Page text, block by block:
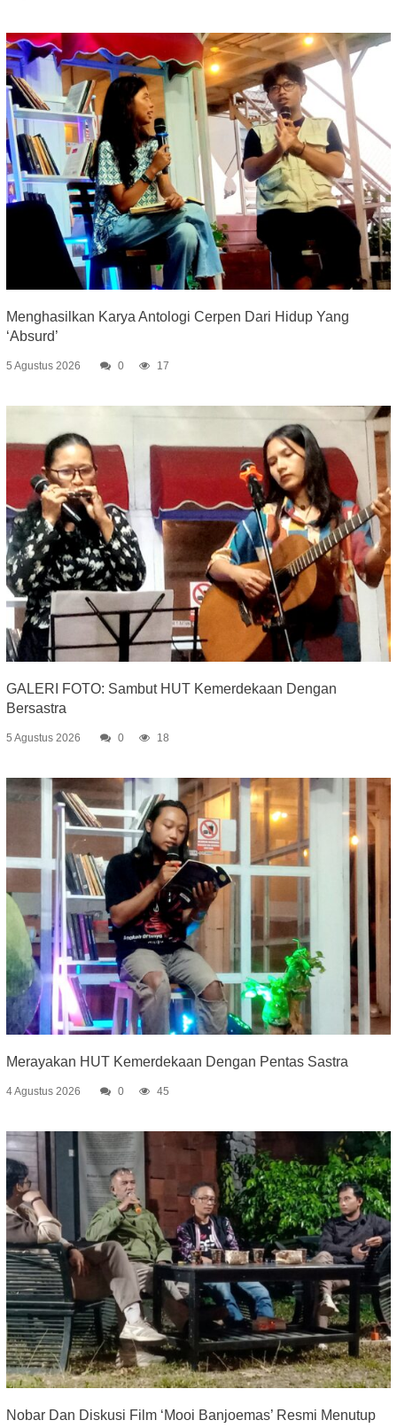
Menghasilkan Karya Antologi Cerpen Dari Hidup Yang
‘Absurd’
5 Agustus 2026 0 17
GALERI FOTO: Sambut HUT Kemerdekaan Dengan
Bersastra
5 Agustus 2026 0 18
Merayakan HUT Kemerdekaan Dengan Pentas Sastra
4 Agustus 2026 0 45
Nobar Dan Diskusi Film ‘Mooi Banjoemas’ Resmi Menutup